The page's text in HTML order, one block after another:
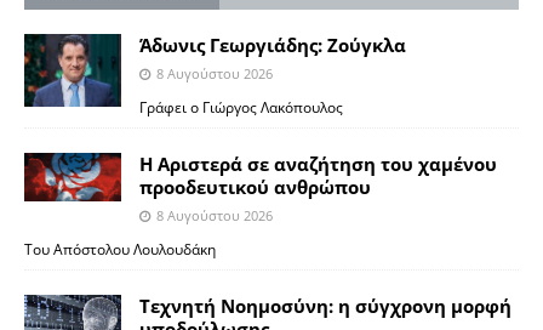
Άδωνις Γεωργιάδης: Ζούγκλα
8 Αυγούστου 2026
Γράφει ο Γιώργος Λακόπουλος
Η Αριστερά σε αναζήτηση του χαμένου
προοδευτικού ανθρώπου
8 Αυγούστου 2026
Του Απόστολου Λουλουδάκη
Τεχνητή Νοημοσύνη: η σύγχρονη μορφή